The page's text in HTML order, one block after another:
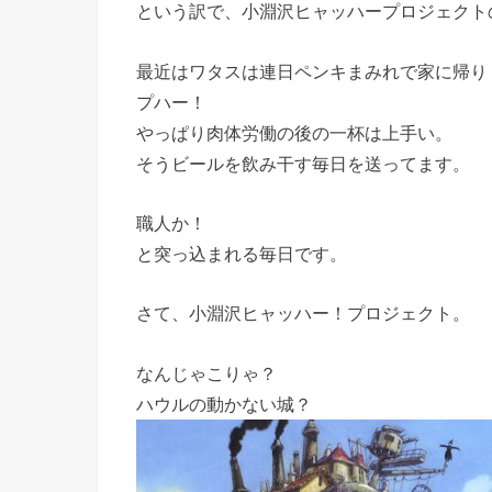
という訳で、小淵沢ヒャッハープロジェク
最近はワタスは連日ペンキまみれで家に帰り
プハー！
やっぱり肉体労働の後の一杯は上手い。
そうビールを飲み干す毎日を送ってます。
職人か！
と突っ込まれる毎日です。
さて、小淵沢ヒャッハー！プロジェクト。
なんじゃこりゃ？
ハウルの動かない城？